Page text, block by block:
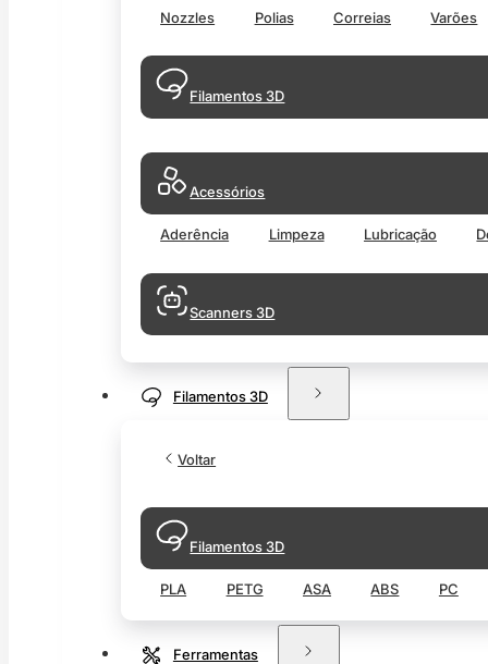
Nozzles Polias Correias Varões
Filamentos 3D
Acessórios
Aderência Limpeza Lubricação
Scanners 3D
Filamentos 3D
Voltar
Filamentos 3D
PLA PETG ASA ABS PC
Ferramentas